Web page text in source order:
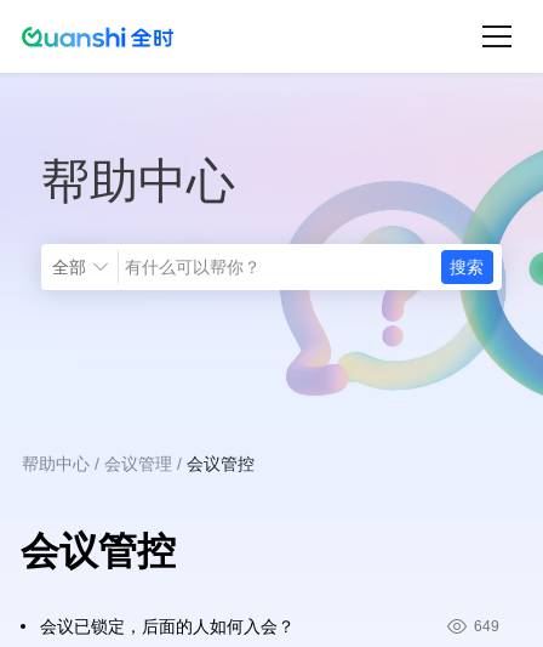
帮助中心
全部
面
帮助中心 会议管理 会议管控
会议管控
会议已锁定，后面的人如何入会？ 649